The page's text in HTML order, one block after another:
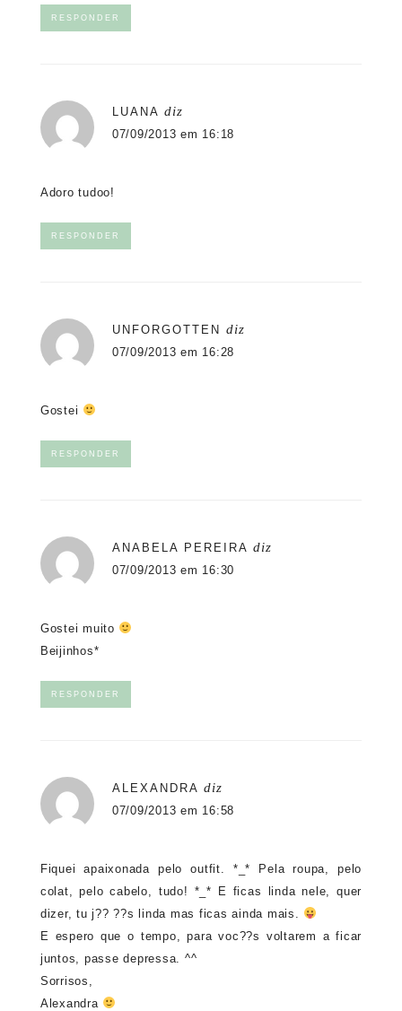
RESPONDER
LUANA diz
07/09/2013 em 16:18
Adoro tudoo!
RESPONDER
UNFORGOTTEN diz
07/09/2013 em 16:28
Gostei
RESPONDER
ANABELA PEREIRA diz
07/09/2013 em 16:30
Gostei muito
Beijinhos*
RESPONDER
ALEXANDRA diz
07/09/2013 em 16:58
Fiquei apaixonada pelo outfit. *_* Pela roupa, pelo
colat, pelo cabelo, tudo! *_* E ficas linda nele, quer
dizer, tu j?? ??s linda mas ficas ainda mais.
E espero que o tempo, para voc??s voltarem a ficar
juntos, passe depressa. ^^
Sorrisos,
Alexandra